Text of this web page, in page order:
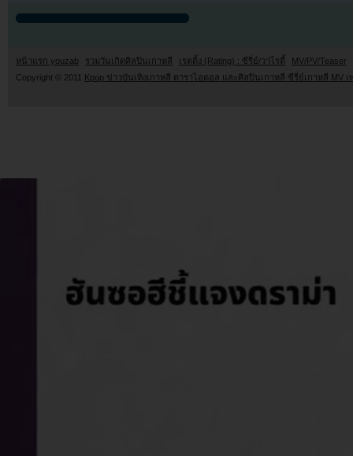
หน้าแรก youzab รวมวันเกิดศิลปินเกาหลี เรตติ้ง (Rating) : ซีรี่ย์/วาไรตี้
MV/PV/Teaser
Copyright © 2011 Kpop ข่าวบันเทิงเกาหลี ดาราไอดอล และศิลปินเกาหลี ซีรี่ย์เกาหลี MV